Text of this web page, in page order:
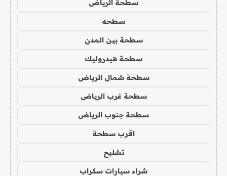
سطحة الرياض
سطحه
سطحة بين المدن
سطحة هيدروليك
سطحة شمال الرياض
سطحة غرب الرياض
سطحة جنوب الرياض
اقرب سطحة
تشليح
شراء سيارات سكراب